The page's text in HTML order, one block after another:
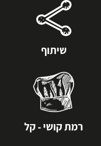
רמת קושי - קל
שיתוף